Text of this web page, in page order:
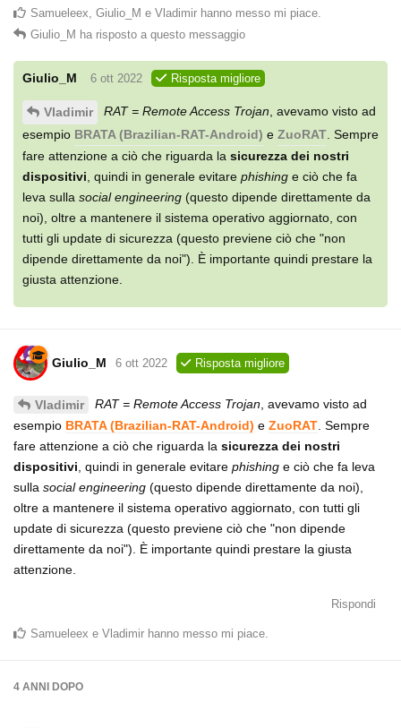
Samueleex Giulio_M e Vladimir hanno messo mi piace
Giulio_M ha risposto a questo messaggio
Giulio_M 6 ott 2022 Risposta migliore
Vladimir RAT = Remote Access Trojan , avevamo visto ad
esempio BRATA (Brazilian-RAT-Android) e ZuoRAT . Sempre
fare attenzione a ciò che riguarda la sicurezza dei nostri
dispositivi , quindi in generale evitare phishing e ciò che fa
leva sulla social engineering (questo dipende direttamente da
noi), oltre a mantenere il sistema operativo aggiornato, con
tutti gli update di sicurezza (questo previene ciò che "non
dipende direttamente da noi"). È importante quindi prestare la
giusta attenzione.
Giulio_M 6 ott 2022 Risposta migliore
Vladimir RAT = Remote Access Trojan , avevamo visto ad
esempio BRATA (Brazilian-RAT-Android) e ZuoRAT . Sempre
fare attenzione a ciò che riguarda la sicurezza dei nostri
dispositivi , quindi in generale evitare phishing e ciò che fa leva
sulla social engineering (questo dipende direttamente da noi),
oltre a mantenere il sistema operativo aggiornato, con tutti gli
update di sicurezza (questo previene ciò che "non dipende
direttamente da noi"). È importante quindi prestare la giusta
attenzione.
Rispondi
Samueleex e Vladimir hanno messo mi piace
4 ANNI DOPO